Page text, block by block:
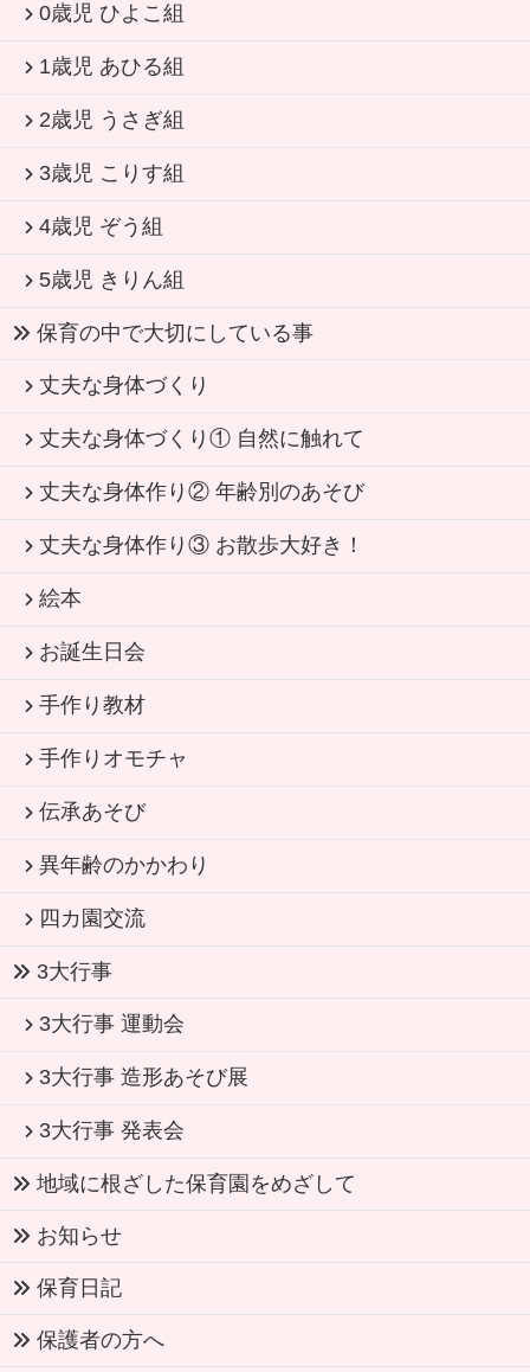
0歳児 ひよこ組
1歳児 あひる組
2歳児 うさぎ組
3歳児 こりす組
4歳児 ぞう組
5歳児 きりん組
保育の中で大切にしている事
丈夫な身体づくり
丈夫な身体づくり① 自然に触れて
丈夫な身体作り② 年齢別のあそび
丈夫な身体作り③ お散歩大好き！
絵本
お誕生日会
手作り教材
手作りオモチャ
伝承あそび
異年齢のかかわり
四カ園交流
3大行事
3大行事 運動会
3大行事 造形あそび展
3大行事 発表会
地域に根ざした保育園をめざして
お知らせ
保育日記
保護者の方へ